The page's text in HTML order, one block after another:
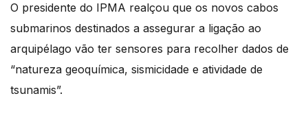
O presidente do IPMA realçou que os novos cabos
submarinos destinados a assegurar a ligação ao
arquipélago vão ter sensores para recolher dados de
“natureza geoquímica, sismicidade e atividade de
tsunamis”.